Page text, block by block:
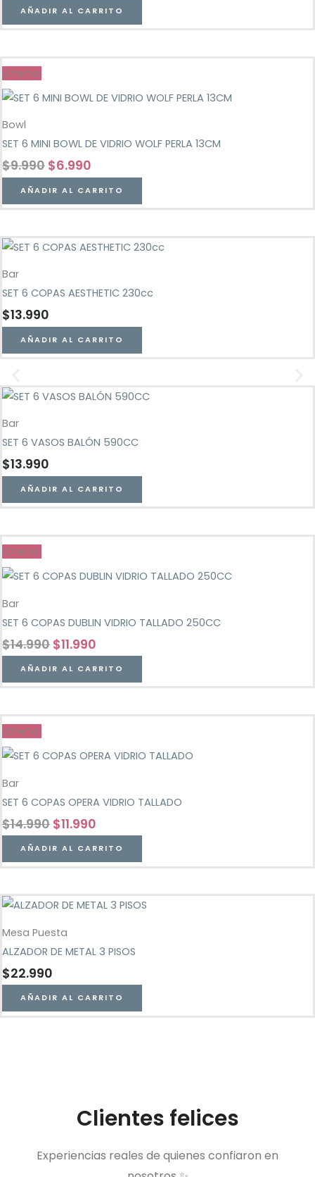
AÑADIR AL CARRITO
¡Oferta!
Bowl
SET 6 MINI BOWL DE VIDRIO WOLF PERLA 13CM
$9.990 $6.990
AÑADIR AL CARRITO
Bar
SET 6 COPAS AESTHETIC 230cc
$13.990
AÑADIR AL CARRITO
Bar
SET 6 VASOS BALÓN 590CC
$13.990
AÑADIR AL CARRITO
¡Oferta!
Bar
SET 6 COPAS DUBLIN VIDRIO TALLADO 250CC
$14.990 $11.990
AÑADIR AL CARRITO
¡Oferta!
Bar
SET 6 COPAS OPERA VIDRIO TALLADO
$14.990 $11.990
AÑADIR AL CARRITO
Mesa Puesta
ALZADOR DE METAL 3 PISOS
$22.990
AÑADIR AL CARRITO
Clientes felices
Experiencias reales de quienes confiaron en